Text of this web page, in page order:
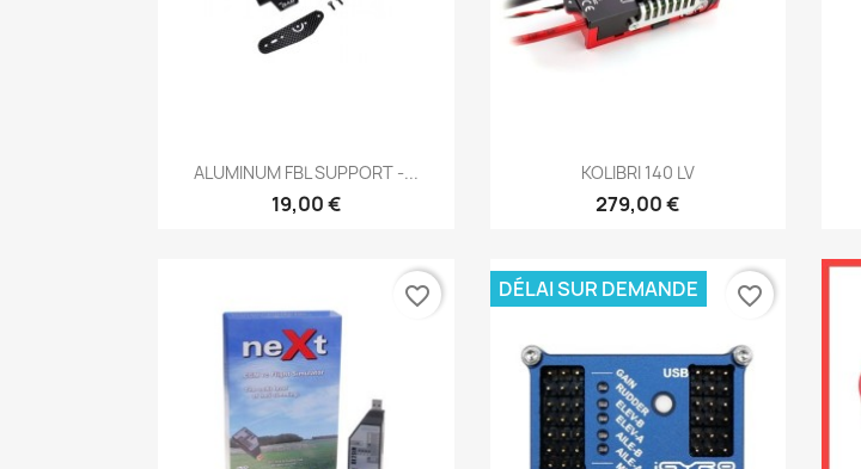
Aperçu rapide
ALUMINUM FBL SUPPORT -...
19,00 €
Aperçu rapide
KOLIBRI 140 LV
279,00 €
favorite_border DÉLAI SUR DEMANDE favorite_border